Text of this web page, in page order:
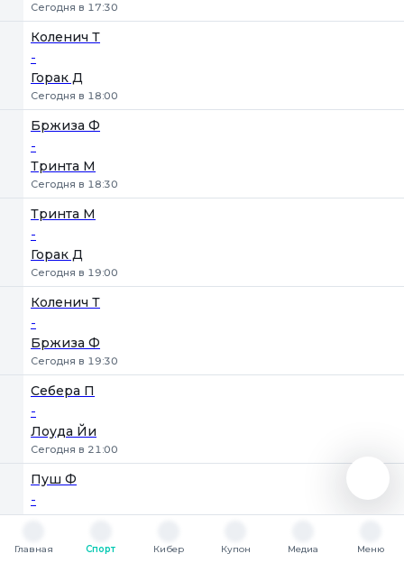
Сегодня в 17:30
Коленич Т
-
Горак Д
Сегодня в 18:00
Бржиза Ф
-
Тринта М
Сегодня в 18:30
Тринта М
-
Горак Д
Сегодня в 19:00
Коленич Т
-
Бржиза Ф
Сегодня в 19:30
Себера П
-
Лоуда Йи
Сегодня в 21:00
Пуш Ф
-
Пикоус М
Главная
Спорт
Кибер
Купон
Медиа
Меню